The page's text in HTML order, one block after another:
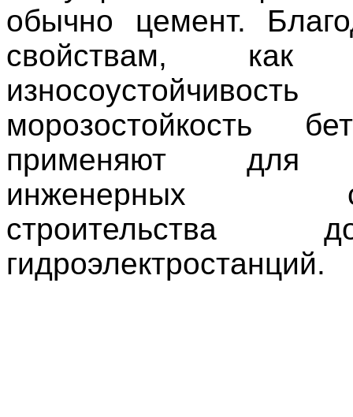
обычно цемент.
свойствам, как
морозостойкость
применяют для
инженерных
гидроэлектростанций.